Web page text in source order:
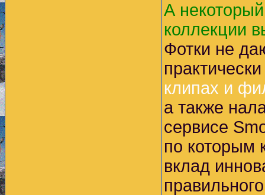
А
коллекции
Фотки не
клипах и
а также
сервисе
по которым
вклад